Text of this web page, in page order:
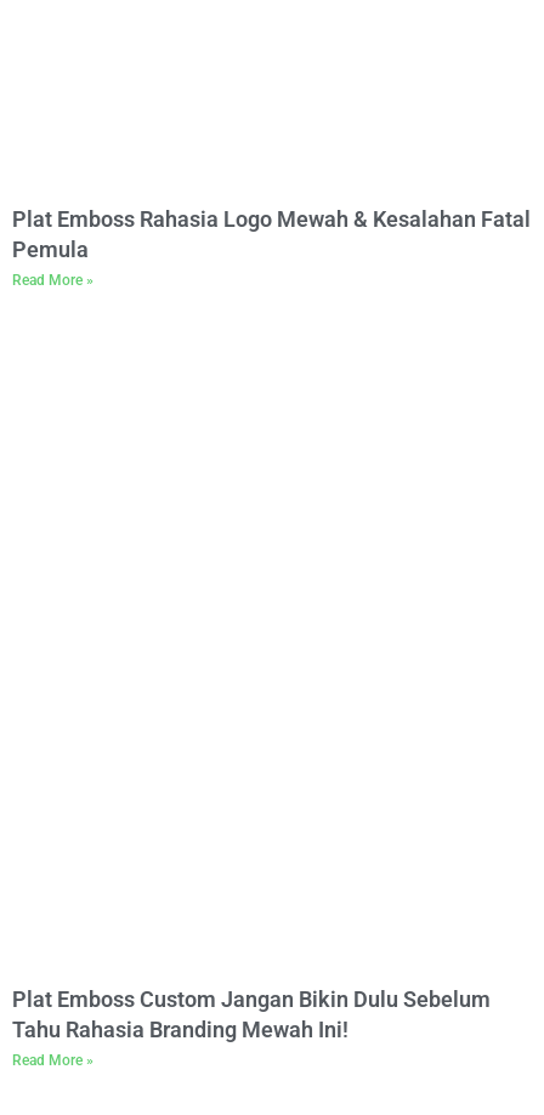
Plat Emboss Rahasia Logo Mewah & Kesalahan Fatal
Pemula
Read More »
Plat Emboss Custom Jangan Bikin Dulu Sebelum
Tahu Rahasia Branding Mewah Ini!
Read More »